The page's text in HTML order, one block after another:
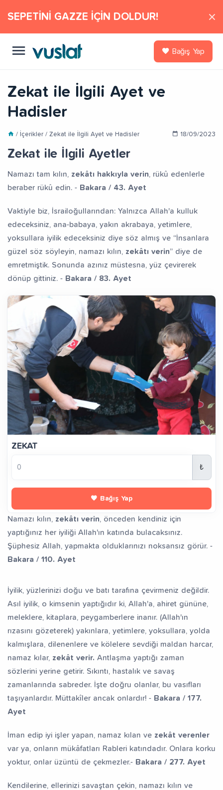
SEPETİNİ GAZZE İÇİN DOLDUR!
Bağış Yap
Yetiştiriyorum Kur’an-
Zekat ile İlgili Ayet ve
Hadisler
/ İçerikler / Zekat ile İlgili Ayet ve Hadisler 18/09/2023
Zekat ile İlgili Ayetler
Namazı tam kılın, zekâtı hakkıyla verin, rükû edenlerle
beraber rükû edin. - Bakara / 43. Ayet
Vaktiyle biz, İsrailoğullarından: Yalnızca Allah'a kulluk
edeceksiniz, ana-babaya, yakın akrabaya, yetimlere,
yoksullara iyilik edeceksiniz diye söz almış ve “İnsanlara
güzel söz söyleyin, namazı kılın, zekâtı verin” diye de
emretmiştik. Sonunda azınız müstesna, yüz çevirerek
dönüp gittiniz. - Bakara / 83. Ayet
ZEKAT
₺
Bağış Yap
Namazı kılın, zekâtı verin, önceden kendiniz için
yaptığınız her iyiliği Allah'ın katında bulacaksınız.
Şüphesiz Allah, yapmakta olduklarınızı noksansız görür. -
Bakara / 110. Ayet
İyilik, yüzlerinizi doğu ve batı tarafına çevirmeniz değildir.
Asıl iyilik, o kimsenin yaptığıdır ki, Allah'a, ahiret gününe,
meleklere, kitaplara, peygamberlere inanır. (Allah'ın
rızasını gözeterek) yakınlara, yetimlere, yoksullara, yolda
kalmışlara, dilenenlere ve kölelere sevdiği maldan harcar,
namaz kılar, zekât verir. Antlaşma yaptığı zaman
sözlerini yerine getirir. Sıkıntı, hastalık ve savaş
zamanlarında sabreder. İşte doğru olanlar, bu vasıfları
taşıyanlardır. Müttakîler ancak onlardır! - Bakara / 177.
Ayet
İman edip iyi işler yapan, namaz kılan ve zekât verenler
var ya, onların mükâfatları Rableri katındadır. Onlara korku
yoktur, onlar üzüntü de çekmezler.- Bakara / 277. Ayet
Kendilerine, ellerinizi savaştan çekin, namazı kılın ve